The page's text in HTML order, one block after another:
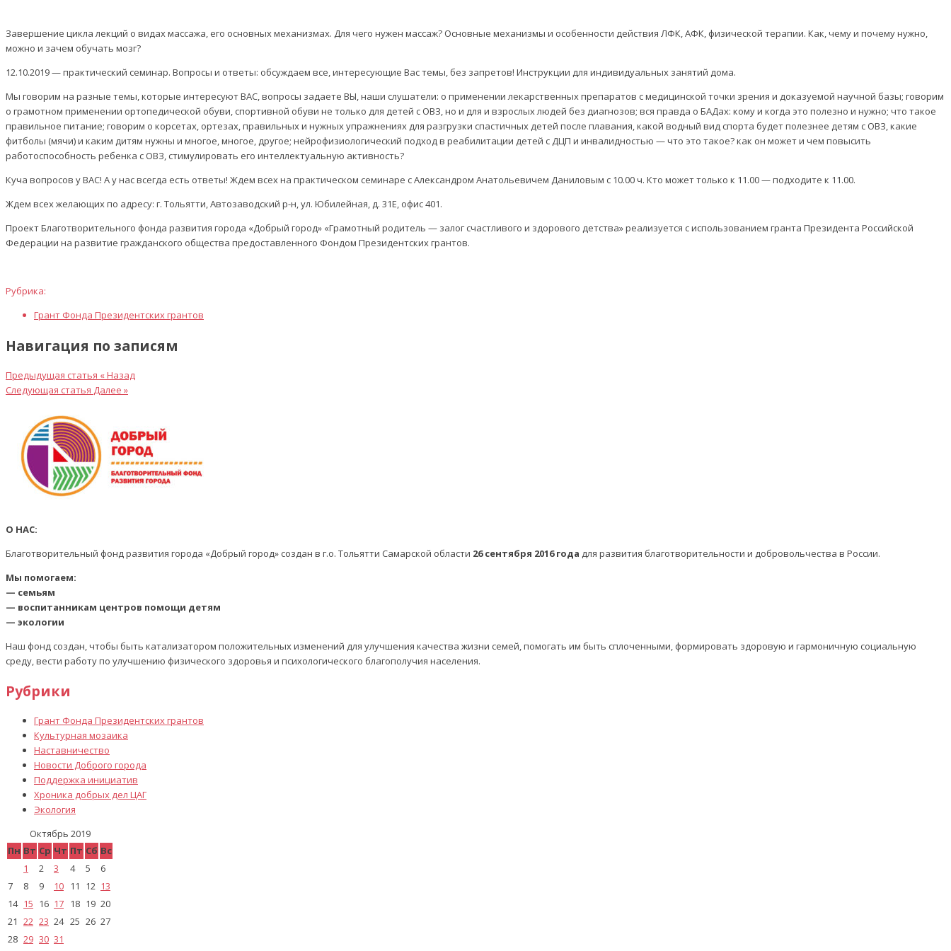
Завершение цикла лекций о видах массажа, его основных механизмах. Для чего нужен массаж? Основные механизмы и особенности действия ЛФК, АФК, физической терапии. Как, чему и почему нужно,
можно и зачем обучать мозг?
12.10.2019 — практический семинар. Вопросы и ответы: обсуждаем все, интересующие Вас темы, без запретов! Инструкции для индивидуальных занятий дома.
Мы говорим на разные темы, которые интересуют ВАС, вопросы задаете ВЫ, наши слушатели: о применении лекарственных препаратов с медицинской точки зрения и доказуемой научной базы; говорим
о грамотном применении ортопедической обуви, спортивной обуви не только для детей с ОВЗ, но и для и взрослых людей без диагнозов; вся правда о БАДах: кому и когда это полезно и нужно; что такое
правильное питание; говорим о корсетах, ортезах, правильных и нужных упражнениях для разгрузки спастичных детей после плавания, какой водный вид спорта будет полезнее детям с ОВЗ, какие
фитболы (мячи) и каким дитям нужны и многое, многое, другое; нейрофизиологический подход в реабилитации детей с ДЦП и инвалидностью — что это такое? как он может и чем повысить
работоспособность ребенка с ОВЗ, стимулировать его интеллектуальную активность?
Куча вопросов у ВАС! А у нас всегда есть ответы! Ждем всех на практическом семинаре с Александром Анатольевичем Даниловым с 10.00 ч. Кто может только к 11.00 — подходите к 11.00.
Ждем всех желающих по адресу: г. Тольятти, Автозаводский р-н, ул. Юбилейная, д. 31Е, офис 401.
Проект Благотворительного фонда развития города «Добрый город» «Грамотный родитель — залог счастливого и здорового детства» реализуется с использованием гранта Президента Российской
Федерации на развитие гражданского общества предоставленного Фондом Президентских грантов.
Рубрика:
Грант Фонда Президентских грантов
Навигация по записям
Предыдущая статья « Назад
Следующая статья Далее »
О НАС:
Благотворительный фонд развития города «Добрый город» создан в г.о. Тольятти Самарской области 26 сентября 2016 года для развития благотворительности и добровольчества в России.
Мы помогаем:
— семьям
— воспитанникам центров помощи детям
— экологии
Наш фонд создан, чтобы быть катализатором положительных изменений для улучшения качества жизни семей, помогать им быть сплоченными, формировать здоровую и гармоничную социальную
среду, вести работу по улучшению физического здоровья и психологического благополучия населения.
Рубрики
Грант Фонда Президентских грантов
Культурная мозаика
Наставничество
Новости Доброго города
Поддержка инициатив
Хроника добрых дел ЦАГ
Экология
Октябрь 2019
Пн Вт Ср Чт Пт Сб Вс
1
2 3 4 5
6
7
8 9 10 11 12 13
14 15 16 17 18 19 20
21 22 23 24 25 26 27
28 29 30 31